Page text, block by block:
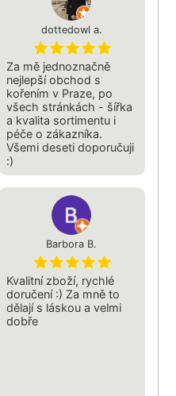
dottedowl a.
Za mě jednoznačně
nejlepší obchod s
kořením v Praze, po
všech stránkách - šířka
a kvalita sortimentu i
péče o zákazníka.
Všemi deseti doporučuji
:)
Barbora B.
Kvalitní zboží, rychlé
doručení :) Za mně to
dělají s láskou a velmi
dobře